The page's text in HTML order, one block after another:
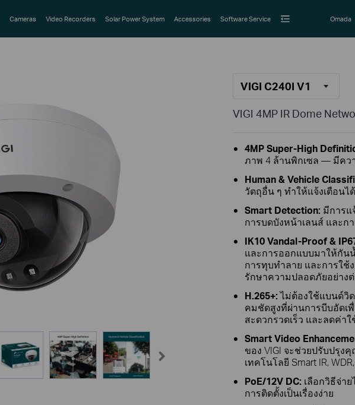
Cameras Video Recorders Solar Power System Accessories Software Service Omada
VIGI C240I V1
VIGI 4MP IR Dome
4MP Super-High
ภาพ 4 ล้านพิกเซล — มีคว
Human & Vehicle
วัตถุอื่น ๆ ทำให้แจ้งเตือน
Smart Detection: มีการแ
การบดบังหน้าเลนส์ และ
IK10 Vandal-Proof &
และการออกแบบมาให้กัน
การทุบทำลาย และการใช้
รักษาความปลอดภัยอย่าง
H.265+:ไม่ต้องใช้แบนด์วิ
คมชัดสูงที่ผ่านการบีบอัดเ
สะดวกรวดเร็ว และลดค่า
Smart Video
ของ VIGI จะช่วยปรับปรุง
เทคโนโลยี Smart IR,
PoE/12V DC: เลือกวิธีจ่า
การติดตั้งเป็นเรื่องง่าย